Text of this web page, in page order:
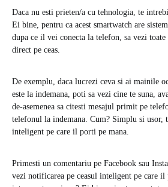
Daca nu esti prieten/a cu tehnologia, te intrebi
Ei bine, pentru ca acest smartwatch are
dupa ce il vei conecta la telefon, sa vezi
direct pe ceas.
De exemplu, daca lucrezi ceva si ai mainile
este la indemana, poti sa vezi cine te suna,
de-asemenea sa citesti mesajul primit pe
telefonul la indemana. Cum? Simplu si usor,
inteligent pe care il porti pe mana.
Primesti un comentariu pe Facebook sau
vezi notificarea pe ceasul inteligent pe care il